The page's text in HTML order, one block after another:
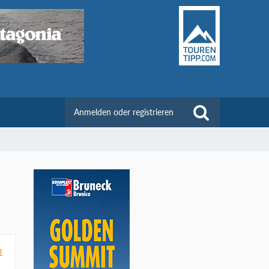
Anmelden oder registrieren